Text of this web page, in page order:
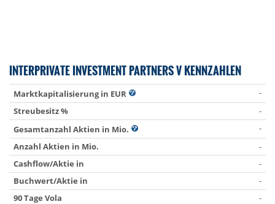
INTERPRIVATE INVESTMENT PARTNERS V KENNZAHLEN
Marktkapitalisierung in EUR
-
Streubesitz %
-
Gesamtanzahl Aktien in Mio.
-
Anzahl Aktien in Mio.
-
Cashflow/Aktie in
-
Buchwert/Aktie in
-
90 Tage Vola
-